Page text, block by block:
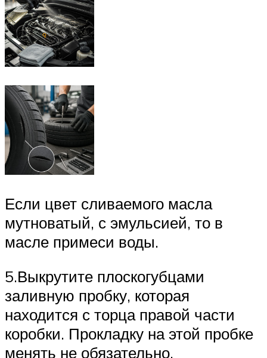
Если цвет сливаемого масла
мутноватый, с эмульсией, то в
масле примеси воды.
5.Выкрутите плоскогубцами
заливную пробку, которая
находится с торца правой части
коробки. Прокладку на этой пробке
менять не обязательно.